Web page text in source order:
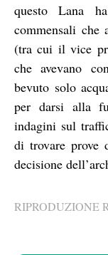
questo Lana
commensali che
(tra cui il vice
che avevano
bevuto solo
per darsi alla
indagini sul
di trovare prove
decisione
RIPRODUZIONE